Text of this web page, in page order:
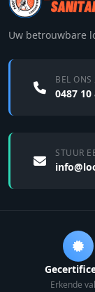
Uw betrouwbare
BEL
0487 10
STUUR
Erkende